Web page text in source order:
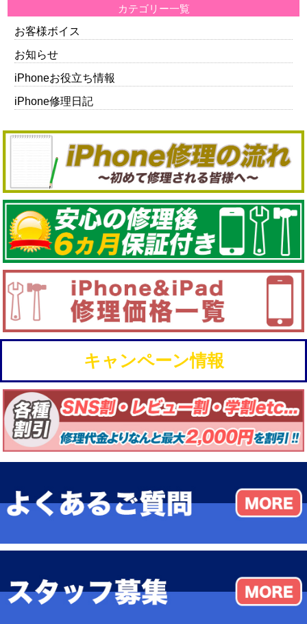
カテゴリー一覧
お客様ボイス
お知らせ
iPhoneお役立ち情報
iPhone修理日記
キャンペーン情報